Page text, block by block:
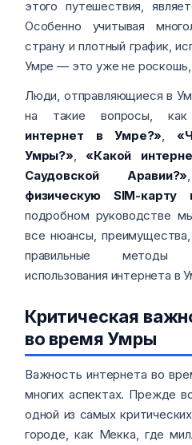
этого путешествия,
Особенно учитывая
страну и плотный график,
Умре — это уже не роскошь,
Люди, отправляющиеся в
на такие вопросы,
интернет в Умре?»,
Умры?»,«Какой
Саудовской Аравии?»
физическую SIM-карту
подробном руководстве
все нюансы,
правильные методы
использования интернета в
Критическая
во время Умры
Важность интернета во
многих аспектах. Прежде
одной из самых
городе, как Мекка, где